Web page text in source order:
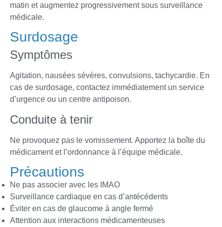
matin et augmentez progressivement sous surveillance
médicale.
Surdosage
Symptômes
Agitation, nausées sévères, convulsions, tachycardie. En
cas de surdosage, contactez immédiatement un service
d’urgence ou un centre antipoison.
Conduite à tenir
Ne provoquez pas le vomissement. Apportez la boîte du
médicament et l’ordonnance à l’équipe médicale.
Précautions
Ne pas associer avec les IMAO
Surveillance cardiaque en cas d’antécédents
Éviter en cas de glaucome à angle fermé
Attention aux interactions médicamenteuses